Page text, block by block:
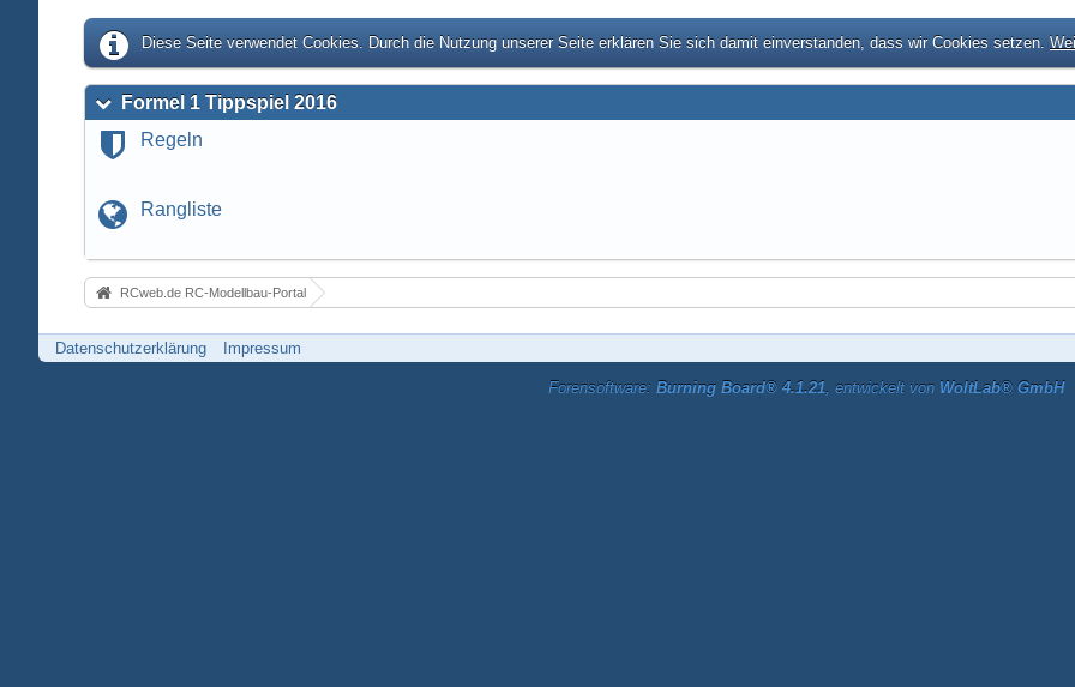
Diese Seite verwendet Cookies. Durch die Nutzung unserer Seite erklären Sie sich damit einverstanden, dass wir Cookies setzen.
Formel 1 Tippspiel 2016
Regeln
Rangliste
RCweb.de RC-Modellbau-Portal
Datenschutzerklärung Impressum
Forensoftware: Burning Board® 4.1.21, entwickelt von WoltLab® GmbH